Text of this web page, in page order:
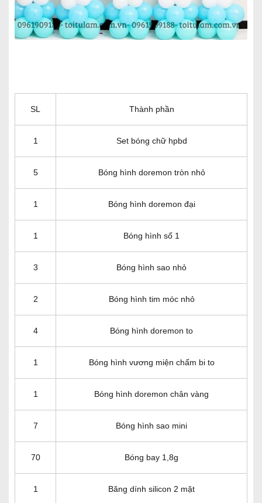
SL Thành phần
1 Set bóng chữ hpbd
5 Bóng hình doremon tròn nhỏ
1 Bóng hình doremon đại
1 Bóng hình số 1
3 Bóng hình sao nhỏ
2 Bóng hình tim móc nhỏ
4 Bóng hình doremon to
1 Bóng hình vương miện chấm bi to
1 Bóng hình doremon chân vàng
7 Bóng hình sao mini
70 Bóng bay 1,8g
1 Băng dính silicon 2 mặt